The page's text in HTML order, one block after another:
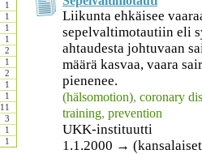
1
1
1
1
2
1
2
1
1
11
3
1
1
Liikunta ehkäisee
sepelvaltimotautiin eli
ahtaudesta johtuvaan
määrä kasvaa, vaara
pienenee.
(hälsomotion), coronary
training, prevention
UKK-instituutti
1.1.2000 →